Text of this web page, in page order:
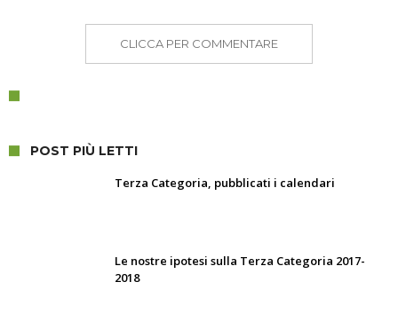
CLICCA PER COMMENTARE
POST PIÙ LETTI
Terza Categoria, pubblicati i calendari
Le nostre ipotesi sulla Terza Categoria 2017-
2018